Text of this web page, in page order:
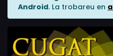
Android. La trobareu en